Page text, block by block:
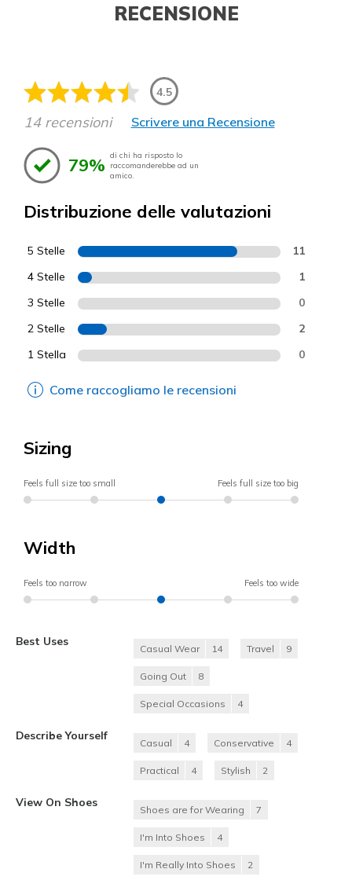
RECENSIONE
4.5
14 recensioni Scrivere una Recensione
79% di chi ha risposto lo
raccomanderebbe ad un
amico.
Distribuzione delle valutazioni
5 Stelle 11
4 Stelle 1
3 Stelle 0
2 Stelle 2
1 Stella 0
Come raccogliamo le recensioni
Sizing
Feels full size too small Feels full size too big
Width
Feels too narrow Feels too wide
Best Uses
Casual Wear 14 Travel 9
Going Out 8
Special Occasions 4
Describe Yourself
Casual 4 Conservative 4
Practical 4 Stylish 2
View On Shoes
Shoes are for Wearing 7
I'm Into Shoes 4
I'm Really Into Shoes 2